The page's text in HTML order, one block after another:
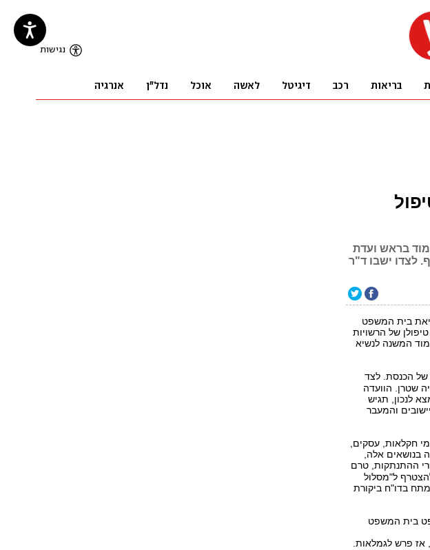
בראש ועדת
לצדו ישבו ד"ר
בית המשפט
של הרשויות
המשנה לנשיא
של הכנסת. לצד
שטרן. הוועדה
לנכון, תגיש
והמעבר
חקלאות, עסקים,
בנושאים אלה,
ההתנתקות, טרם
להצטרף ל"מסלול
בדו"ח ביקורת
1978 ובמאי 1991 מונה לשופט בית המשפט